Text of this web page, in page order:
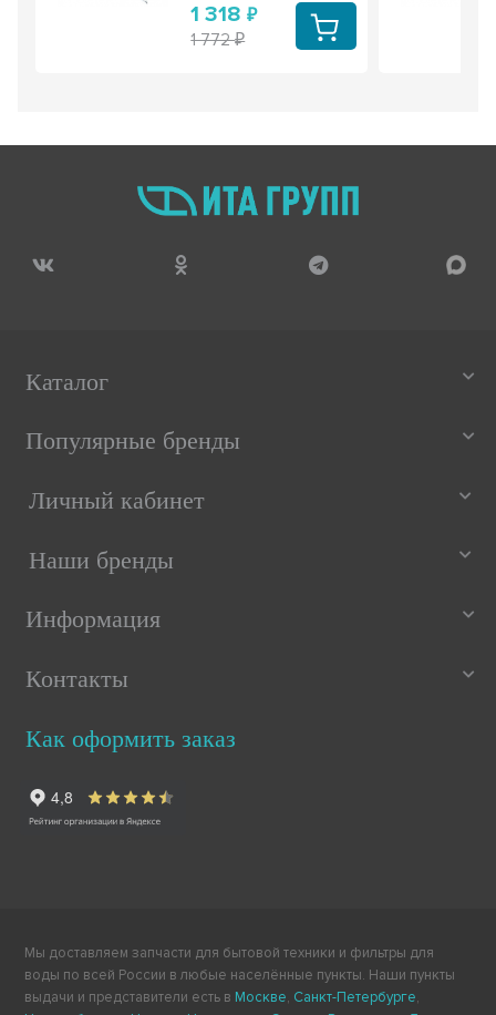
1 318
1 772
Каталог
Популярные бренды
Личный кабинет
Наши бренды
Информация
Контакты
Как оформить заказ
Мы доставляем запчасти для бытовой техники и фильтры для
воды по всей России в любые населённые пункты. Наши пункты
выдачи и представители есть в Москве, Санкт-Петербурге,